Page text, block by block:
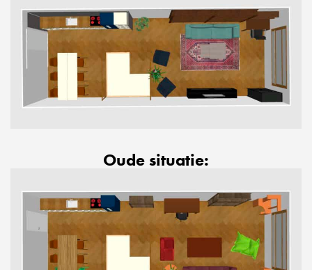
Oude situatie: